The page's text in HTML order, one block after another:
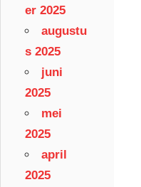
er 2025
augustu
s 2025
juni
2025
mei
2025
april
2025